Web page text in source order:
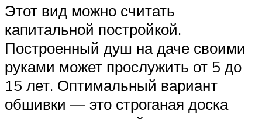
Этот вид можно считать
капитальной постройкой.
Построенный душ на даче своими
руками может прослужить от 5 до
15 лет. Оптимальный вариант
обшивки — это строганая доска